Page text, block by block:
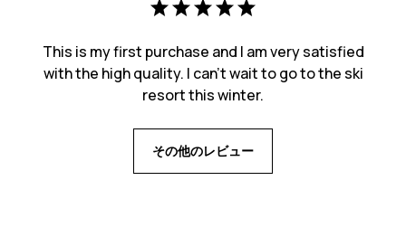
This is my first purchase and I am very satisfied
with the high quality. I can't wait to go to the ski
resort this winter.
その他のレビュー